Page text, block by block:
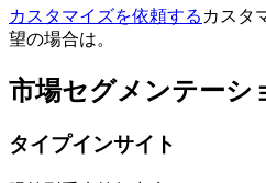
カスタマイズを依頼する カスタ
望の場合は。
市場セグメンテーシ
タイプインサイト